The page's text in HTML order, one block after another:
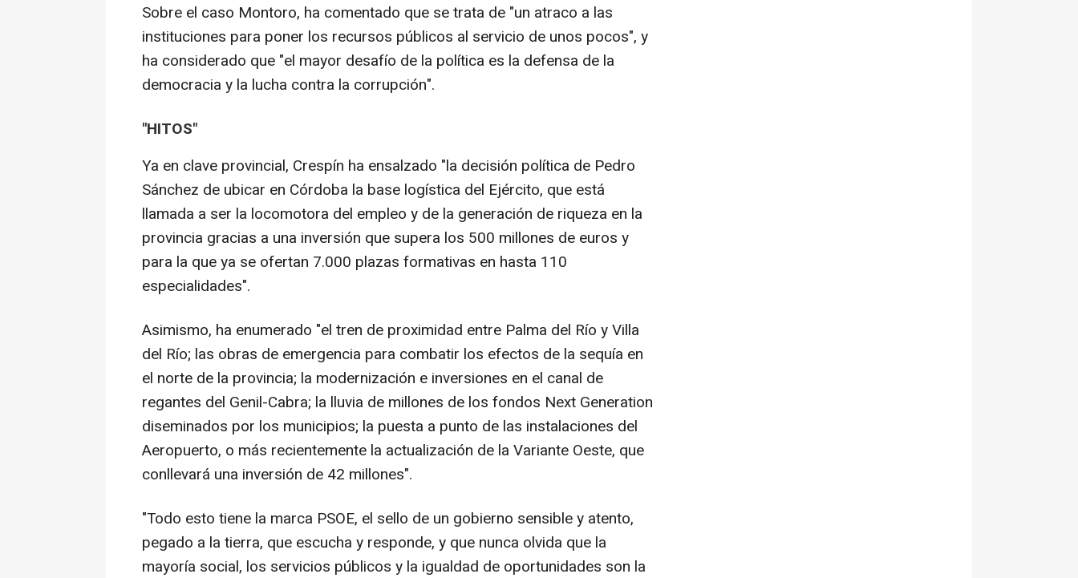
Sobre el caso Montoro, ha comentado que se trata de "un atraco a las
instituciones para poner los recursos públicos al servicio de unos pocos", y
ha considerado que "el mayor desafío de la política es la defensa de la
democracia y la lucha contra la corrupción".
"HITOS"
Ya en clave provincial, Crespín ha ensalzado "la decisión política de Pedro
Sánchez de ubicar en Córdoba la base logística del Ejército, que está
llamada a ser la locomotora del empleo y de la generación de riqueza en la
provincia gracias a una inversión que supera los 500 millones de euros y
para la que ya se ofertan 7.000 plazas formativas en hasta 110
especialidades".
Asimismo, ha enumerado "el tren de proximidad entre Palma del Río y Villa
del Río; las obras de emergencia para combatir los efectos de la sequía en
el norte de la provincia; la modernización e inversiones en el canal de
regantes del Genil-Cabra; la lluvia de millones de los fondos Next Generation
diseminados por los municipios; la puesta a punto de las instalaciones del
Aeropuerto, o más recientemente la actualización de la Variante Oeste, que
conllevará una inversión de 42 millones".
"Todo esto tiene la marca PSOE, el sello de un gobierno sensible y atento,
pegado a la tierra, que escucha y responde, y que nunca olvida que la
mayoría social, los servicios públicos y la igualdad de oportunidades son la